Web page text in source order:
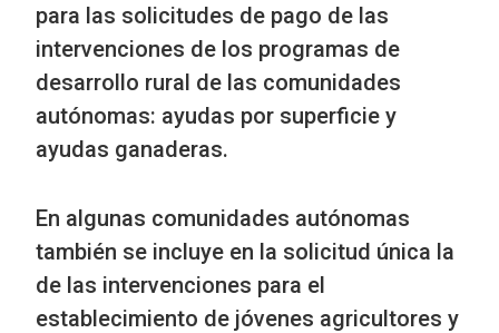
para las solicitudes de pago de las
intervenciones de los programas de
desarrollo rural de las comunidades
autónomas: ayudas por superficie y
ayudas ganaderas.
En algunas comunidades autónomas
también se incluye en la solicitud única la
de las intervenciones para el
establecimiento de jóvenes agricultores y